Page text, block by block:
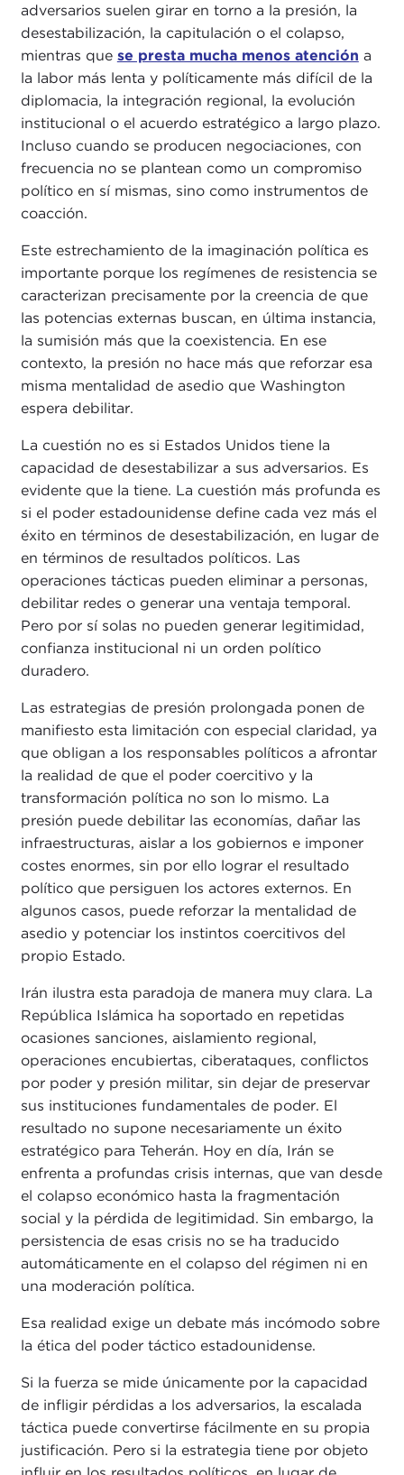
adversarios suelen girar en torno a la presión, la
desestabilización, la capitulación o el colapso,
mientras que se presta mucha menos atención a
la labor más lenta y políticamente más difícil de la
diplomacia, la integración regional, la evolución
institucional o el acuerdo estratégico a largo plazo.
Incluso cuando se producen negociaciones, con
frecuencia no se plantean como un compromiso
político en sí mismas, sino como instrumentos de
coacción.
Este estrechamiento de la imaginación política es
importante porque los regímenes de resistencia se
caracterizan precisamente por la creencia de que
las potencias externas buscan, en última instancia,
la sumisión más que la coexistencia. En ese
contexto, la presión no hace más que reforzar esa
misma mentalidad de asedio que Washington
espera debilitar.
La cuestión no es si Estados Unidos tiene la
capacidad de desestabilizar a sus adversarios. Es
evidente que la tiene. La cuestión más profunda es
si el poder estadounidense define cada vez más el
éxito en términos de desestabilización, en lugar de
en términos de resultados políticos. Las
operaciones tácticas pueden eliminar a personas,
debilitar redes o generar una ventaja temporal.
Pero por sí solas no pueden generar legitimidad,
confianza institucional ni un orden político
duradero.
Las estrategias de presión prolongada ponen de
manifiesto esta limitación con especial claridad, ya
que obligan a los responsables políticos a afrontar
la realidad de que el poder coercitivo y la
transformación política no son lo mismo. La
presión puede debilitar las economías, dañar las
infraestructuras, aislar a los gobiernos e imponer
costes enormes, sin por ello lograr el resultado
político que persiguen los actores externos. En
algunos casos, puede reforzar la mentalidad de
asedio y potenciar los instintos coercitivos del
propio Estado.
Irán ilustra esta paradoja de manera muy clara. La
República Islámica ha soportado en repetidas
ocasiones sanciones, aislamiento regional,
operaciones encubiertas, ciberataques, conflictos
por poder y presión militar, sin dejar de preservar
sus instituciones fundamentales de poder. El
resultado no supone necesariamente un éxito
estratégico para Teherán. Hoy en día, Irán se
enfrenta a profundas crisis internas, que van desde
el colapso económico hasta la fragmentación
social y la pérdida de legitimidad. Sin embargo, la
persistencia de esas crisis no se ha traducido
automáticamente en el colapso del régimen ni en
una moderación política.
Esa realidad exige un debate más incómodo sobre
la ética del poder táctico estadounidense.
Si la fuerza se mide únicamente por la capacidad
de infligir pérdidas a los adversarios, la escalada
táctica puede convertirse fácilmente en su propia
justificación. Pero si la estrategia tiene por objeto